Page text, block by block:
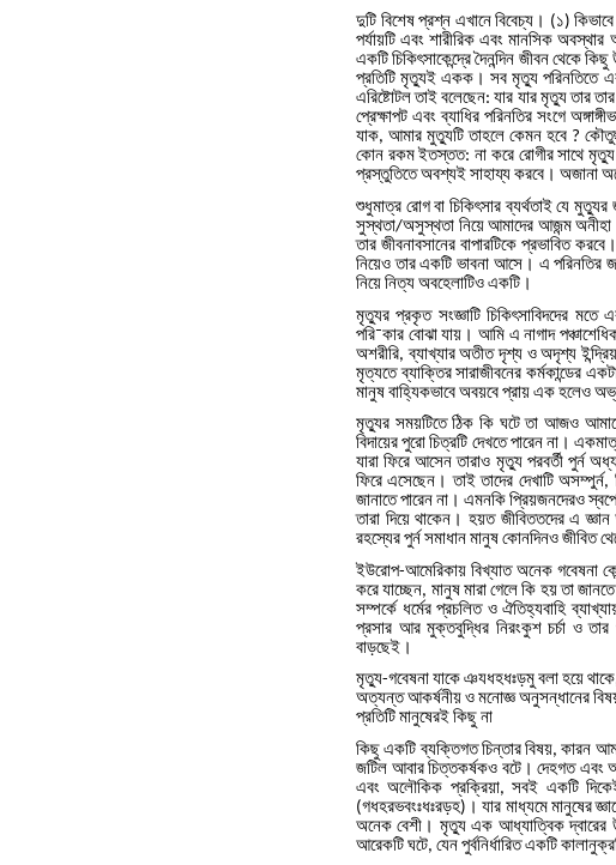
দুটি বিশেষ প্রশ্ন এখানে বিবেচ্য। (১) কিভাবে
পর্যায়টি এবং শারীরিক এবং মানসিক অবস্থার
একটিচিকিৎসাকেন্দ্রে দৈনন্দিন জীবন থেকে কিছু
প্রতিটি মৃত্যুই একক। সব মৃত্যু পরিনতিতে
এরিষ্টোটলতাই বলেছেন:যার যার মৃত্যুতারতার
প্রেক্ষাপট এবং ব্যাধির পরিনতির সংগে
যাক, আমার মুত্যুটি তাহলে কেমন হবে?
কোন রকম ইতস্তত:না করে রোগীর সাথে মৃত্যু
প্রস্তুতিতেঅবশ্যইসাহায্যকরবে। অজানা
শুধুমাত্র রোগ বা চিকিৎসার ব্যর্থতাই যে মুত্যুর
সুস্থতা/অসুস্থতা নিয়ে আমাদের আজন্ম
তার জীবনাবসানের বাপারটিকে প্রভাবিত করবে।
নিয়েও তার একটি ভাবনা আসে। এ পরিনতির
নিয়েনিত্যঅবহেলাটিওএকটি।
মৃত্যুর প্রকৃত সংজ্ঞাটি চিকিৎসাবিদদের মতে
পরি¯কার বোঝা যায়। আমি এ নাগাদ
অশরীরি,ব্যাখ্যার অতীত দৃশ্য ও অদৃশ্য
মৃত্যতে ব্যাক্তির সারাজীবনের কর্মকান্ডের
মানুষবাহ্যিকভাবেঅবয়বেপ্রায়একহলেও
মৃত্যুর সময়টিতে ঠিক কি ঘটে তা আজও
বিদায়েরপুরো চিত্রটি দেখতে পারেন না।
যারা ফিরে আসেন তারাও মৃত্যু পরবর্তী পুর্ন
ফিরে এসেছেন। তাই তাদের দেখাটি অসম্পুর্ন,
জানাতেপারেননা। এমনকিপ্রিয়জনদেরও
তারা দিয়ে থাকেন। হয়ত জীবিততদের এ জ্ঞান
রহস্যেরপুর্নসমাধানমানুষকোনদিনওজীবিত
ইউরোপ-আমেরিকায় বিখ্যাত অনেক গবেষনা
করে যাচ্ছেন, মানুষ মারা গেলে কি হয় তা জানতে
সম্পর্কে ধর্মের প্রচলিত ও ঐতিহ্যবাহি
প্রসার আর মুক্তবুদ্ধির নিরংকুশ চর্চা ও তার
বাড়ছেই।
মৃত্যু-গবেষনাযাকেঞযধহধঃড়মু বলা হয়ে থাকে
অত্যন্তআকর্ষনীয়ও মনোজ্ঞঅনুসন্ধানের
প্রতিটিমানুষেরইকিছুনা
কিছু একটি ব্যক্তিগত চিন্তার বিষয়,কারন
জটিল আবার চিত্তকর্ষকও বটে। দেহগত এবং
এবং অলৌকিক প্রক্রিয়া,সবই একটি
(গধহরভবংঃধঃরড়হ) । যার মাধ্যমে মানুষের
অনেক বেশী। মৃত্যু এক আধ্যাত্বিক দ্বারের
আরেকটিঘটে, যেনপুর্বনির্ধারিতএকটি